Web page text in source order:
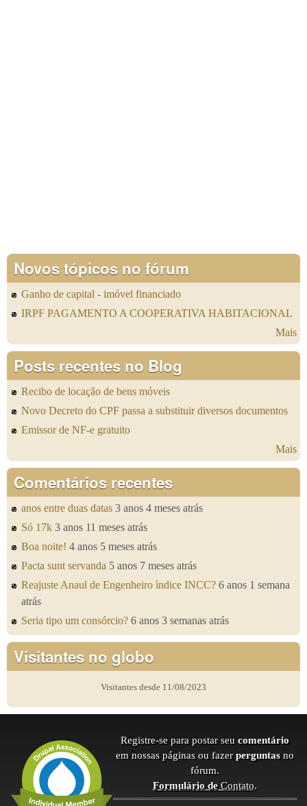
Novos tópicos no fórum
Ganho de capital - imóvel financiado
IRPF PAGAMENTO A COOPERATIVA HABITACIONAL
Mais
Posts recentes no Blog
Recibo de locação de bens móveis
Novo Decreto do CPF passa a substituir diversos documentos
Emissor de NF-e gratuito
Mais
Comentários recentes
anos entre duas datas 3 anos 4 meses atrás
Só 17k 3 anos 11 meses atrás
Boa noite! 4 anos 5 meses atrás
Pacta sunt servanda 5 anos 7 meses atrás
Reajuste Anaul de Engenheiro ìndice INCC? 6 anos 1 semana
atrás
Seria tipo um consórcio? 6 anos 3 semanas atrás
Visitantes no globo
Visitantes desde 11/08/2023
Registre-se para postar seu comentário
em nossas páginas ou fazer perguntas no
fórum.
Formulário deContato.